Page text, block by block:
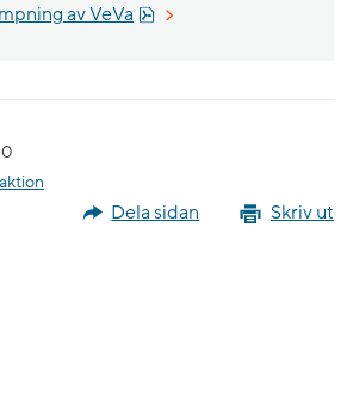
av VeVa Pdf, 7.1 MB.
Skriv ut
Dela sidan